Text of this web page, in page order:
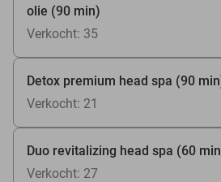
olie (90 min)
Verkocht: 35
Detox premium head spa (90
Verkocht: 21
Duo revitalizing head spa (60
Verkocht: 27